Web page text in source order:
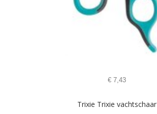
€ 7,43
Trixie Trixie vachtschaar